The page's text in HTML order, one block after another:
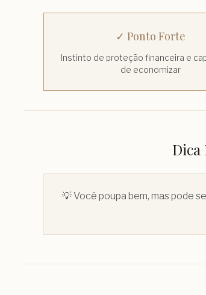
✓ Ponto Forte
Instinto de proteção financeira e
de economizar
💡 Você poupa bem, mas pode